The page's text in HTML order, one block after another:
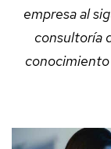
empresa al
consultoría